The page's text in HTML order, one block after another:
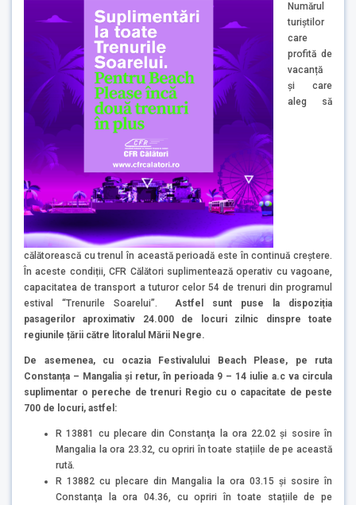
Numărul
turiștilor
care
profită de
vacanță
și care
aleg să
călătorească cu trenul în această perioadă este în continuă creștere.
În aceste condiții, CFR Călători suplimentează operativ cu vagoane,
capacitatea de transport a tuturor celor 54 de trenuri din programul
estival “Trenurile Soarelui”. Astfel sunt puse
la dispoziția
pasagerilor aproximativ 24.000 de locuri zilnic dinspre toate
regiunile țării către litoralul Mării Negre.
De asemenea, cu ocazia Festivalului Beach Please, pe ruta
Constanța – Mangalia și retur, în perioada 9 – 14 iulie a.c va circula
suplimentar o pereche de trenuri Regio cu o capacitate de peste
700 de locuri, astfel:
R 13881 cu plecare din Constanţa la ora 22.02 şi sosire în
Mangalia la ora 23.32, cu opriri în toate stațiile de pe această
rută.
R 13882 cu plecare din Mangalia la ora 03.15 şi sosire în
Constanţa la ora 04.36, cu opriri în toate stațiile de pe